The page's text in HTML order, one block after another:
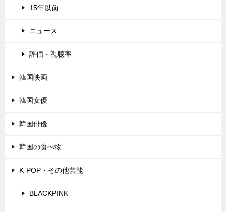
15年以前
ニュース
評価・視聴率
韓国映画
韓国女優
韓国俳優
韓国の食べ物
K-POP・その他芸能
BLACKPINK